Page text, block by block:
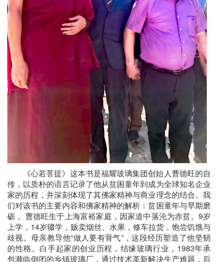
《心若菩提》这本书是福耀玻璃集团创始人曹德旺的自
传，以质朴的语言记录了他从贫困童年到成为全球知名企业
家的历程，并深刻体现了其佛家精神与商业理念的结合。我
们对该书的主要内容和佛家精神的解析：贫困童年与早期磨
砺， 曹德旺生于上海富裕家庭，因家道中落沦为赤贫。9岁
上学，14岁辍学，贩卖烟丝、水果，修车拉货，饱尝饥饿与
歧视。母亲教导他“做人要有骨气”，这段经历塑造了他坚韧
的性格。白手起家的创业历程，结缘玻璃行业，1983年承
包濒临倒闭的乡镇玻璃厂，通过技术革新解决生产难题，后